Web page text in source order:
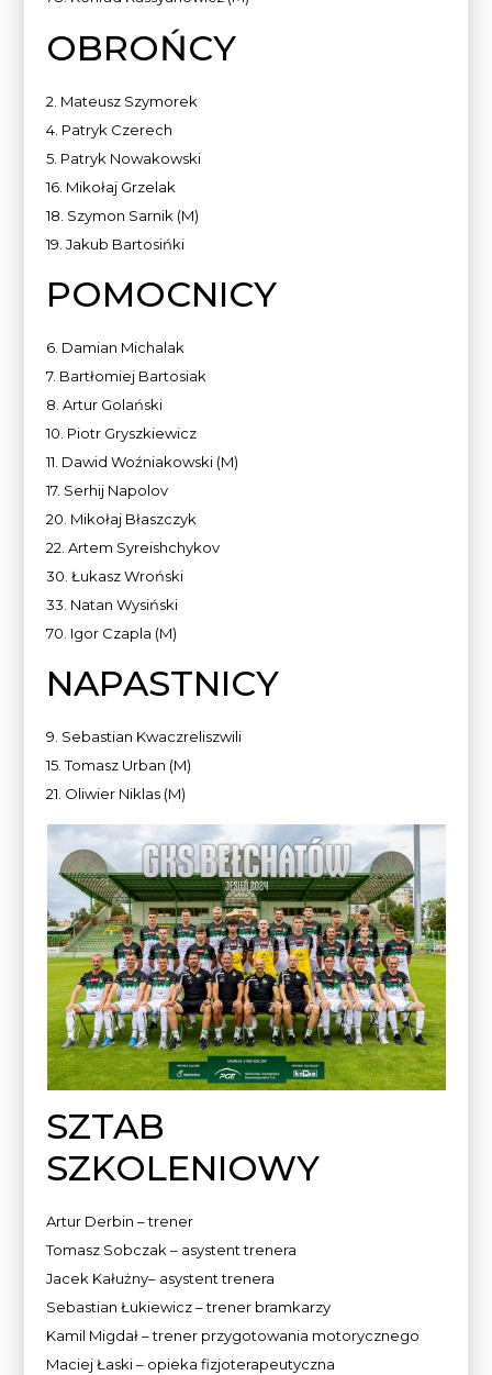
OBROŃCY
2. Mateusz Szymorek
4. Patryk Czerech
5. Patryk Nowakowski
16. Mikołaj Grzelak
18. Szymon Sarnik (M)
19. Jakub Bartosińki
POMOCNICY
6. Damian Michalak
7. Bartłomiej Bartosiak
8. Artur Golański
10. Piotr Gryszkiewicz
11. Dawid Woźniakowski (M)
17. Serhij Napolov
20. Mikołaj Błaszczyk
22. Artem Syreishchykov
30. Łukasz Wroński
33. Natan Wysiński
70. Igor Czapla (M)
NAPASTNICY
9. Sebastian Kwaczreliszwili
15. Tomasz Urban (M)
21. Oliwier Niklas (M)
SZTAB
SZKOLENIOWY
Artur Derbin – trener
Tomasz Sobczak – asystent trenera
Jacek Kałużny– asystent trenera
Sebastian Łukiewicz – trener bramkarzy
Kamil Migdał – trener przygotowania motorycznego
Maciej Łaski – opieka fizjoterapeutyczna